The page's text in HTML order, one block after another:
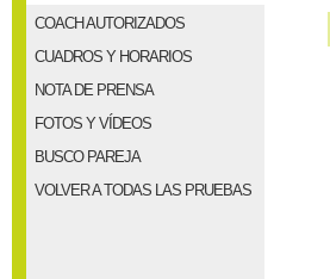
COACH AUTORIZADOS
CUADROS Y HORARIOS
NOTA DE PRENSA
FOTOS Y VÍDEOS
BUSCO PAREJA
VOLVER A TODAS LAS PRUEBAS